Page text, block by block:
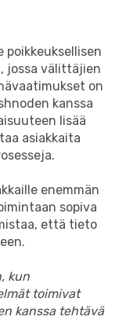
jossa välittäjien
on
kanssa
lisää
asiakkaita
enemmän
sopiva
että tieto
kun
toimivat
kanssa tehtävä